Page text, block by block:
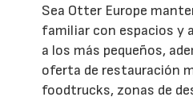
Sea Otter Europe
familiar con espacios y
a los más pequeños,
oferta de restauración
foodtrucks, zonas de